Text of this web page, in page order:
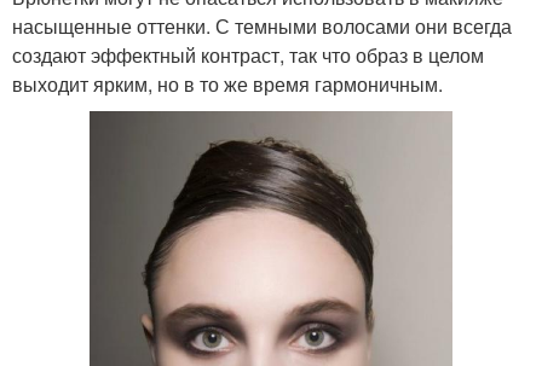
насыщенные оттенки. С темными волосами они всегда
создают эффектный контраст, так что образ в целом
выходит ярким, но в то же время гармоничным.